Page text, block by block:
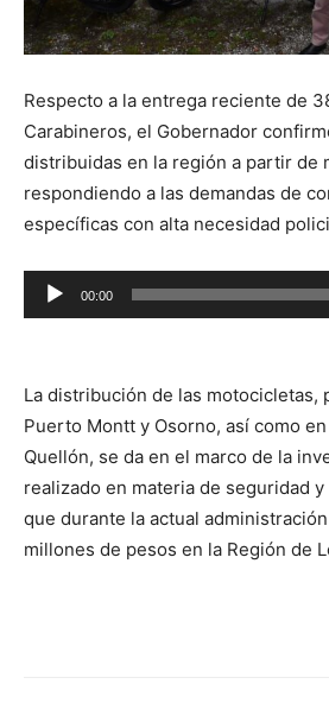
Respecto a la entrega reciente de
Carabineros, el Gobernador
distribuidas en la región a partir de
respondiendo a las demandas de
específicas con alta necesidad
Reproductor
de
00:00
La distribución de las motocicletas,
Puerto Montt y Osorno, así como
Quellón, se da en el marco de la
realizado en materia de seguridad
que durante la actual
millones de pesos en la Región de